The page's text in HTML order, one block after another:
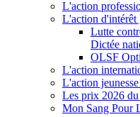
L'action
L'action d'intérêt
Lutte
Dictée
OLSF
L'action
L'action
Les prix 2026
Mon Sang Pour